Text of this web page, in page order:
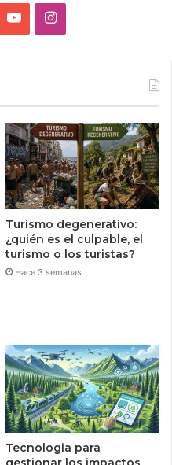
YouTubeInstagram
Turismo degenerativo:
¿quién es el culpable, el
turismo o los turistas?
Hace 3 semanas
Tecnologia para